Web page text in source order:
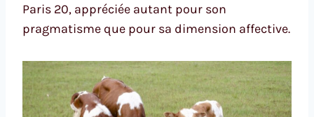
Paris 20, appréciée autant pour son
pragmatisme que pour sa dimension affective.